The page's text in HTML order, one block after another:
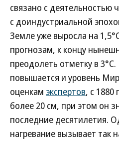
связано с деятельностью
с доиндустриальной
Земле уже выросла на
прогнозам, к концу
преодолеть отметку в
повышается и уровень
оценкам экспертов, с 1880
более 20 см, при этом он
последние десятилетия.
нагревание вызывает так